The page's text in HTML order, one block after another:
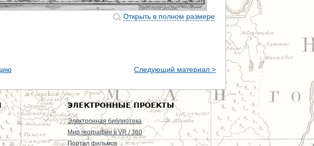
Открыть в полном размере
Следующий материал >
ЭЛЕКТРОННЫЕ ПРОЕКТЫ
Электронная библиотека
Мир географии в VR / 360
Портал фильмов